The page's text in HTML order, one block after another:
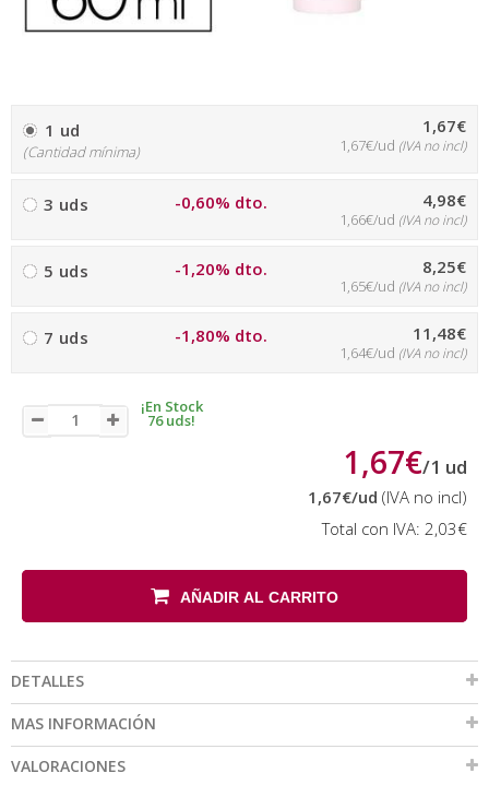
1 ud
(Cantidad mínima)
1,67€
1,67€/ud (IVA no incl)
3 uds -0,60% dto. 4,98€
1,66€/ud (IVA no incl)
5 uds -1,20% dto. 8,25€
1,65€/ud (IVA no incl)
7 uds -1,80% dto. 11,48€
1,64€/ud (IVA no incl)
¡En Stock
76 uds!
1,67€/1 ud
1,67€/ud (IVA no incl)
Total con IVA: 2,03€
AÑADIR AL CARRITO
DETALLES
MAS INFORMACIÓN
VALORACIONES